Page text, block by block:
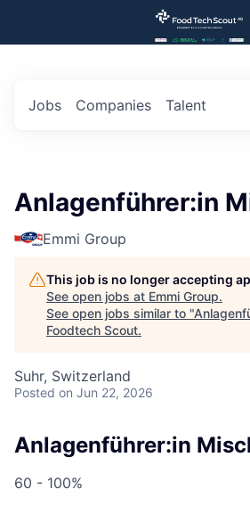
Jobs Companies Talent
Anlagenführer:in
Emmi Group
This job is no longer accepting
See open jobs at Emmi Group.
See open jobs similar to "
Foodtech Scout.
Suhr, Switzerland
Posted on Jun 22, 2026
Anlagenführer:in
60 - 100%